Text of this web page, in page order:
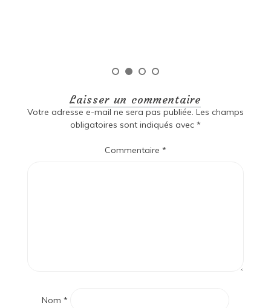
Laisser un commentaire
Votre adresse e-mail ne sera pas publiée. Les champs
obligatoires sont indiqués avec *
Commentaire *
Nom *